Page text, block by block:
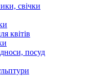
свічки
квітів
посуд